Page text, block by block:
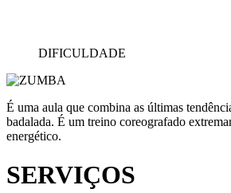
DIFICULDADE
É uma aula que combina as últimas
badalada. É um treino coreografado
energético.
SERVIÇOS